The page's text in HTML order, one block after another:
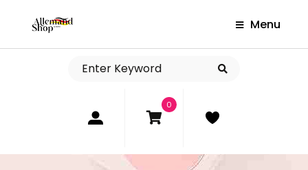
Menu
0